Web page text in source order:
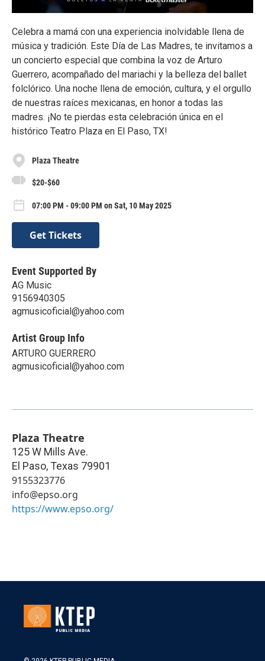
Celebra a mamá con una experiencia inolvidable llena de
música y tradición. Este Día de Las Madres, te invitamos a
un concierto especial que combina la voz de Arturo
Guerrero, acompañado del mariachi y la belleza del ballet
folclórico. Una noche llena de emoción, cultura, y el orgullo
de nuestras raíces mexicanas, en honor a todas las
madres. ¡No te pierdas esta celebración única en el
histórico Teatro Plaza en El Paso, TX!
Plaza Theatre
$20-$60
07:00 PM - 09:00 PM on Sat, 10 May 2025
Get Tickets
Event Supported By
AG Music
9156940305
agmusicoficial@yahoo.com
Artist Group Info
ARTURO GUERRERO
agmusicoficial@yahoo.com
Plaza Theatre
125 W Mills Ave.
El Paso, Texas 79901
9155323776
info@epso.org
https://www.epso.org/